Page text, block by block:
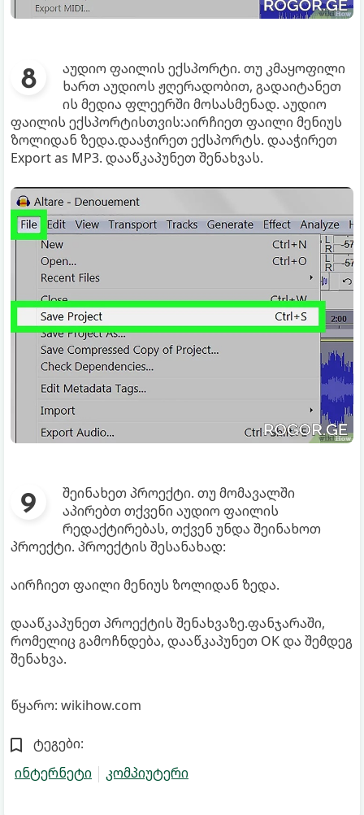
აუდიო ფაილის ექსპორტი. თუ კმაყოფილი
ხართ აუდიოს ჟღერადობით, გადაიტანეთ
ის მედია ფლეერში მოსასმენად. აუდიო
ფაილის ექსპორტისთვის:აირჩიეთ ფაილი მენიუს
ზოლიდან ზედა.დააჭირეთ ექსპორტს. დააჭირეთ
Export as MP3. დააწკაპუნეთ შენახვას.
შეინახეთ პროექტი. თუ მომავალში
აპირებთ თქვენი აუდიო ფაილის
რედაქტირებას, თქვენ უნდა შეინახოთ
პროექტი. პროექტის შესანახად:
აირჩიეთ ფაილი მენიუს ზოლიდან ზედა.
დააწკაპუნეთ პროექტის შენახვაზე.ფანჯარაში,
რომელიც გამოჩნდება, დააწკაპუნეთ OK და შემდეგ
შენახვა.
წყარო: wikihow.com
ტეგები:
ინტერნეტი
კომპიუტერი